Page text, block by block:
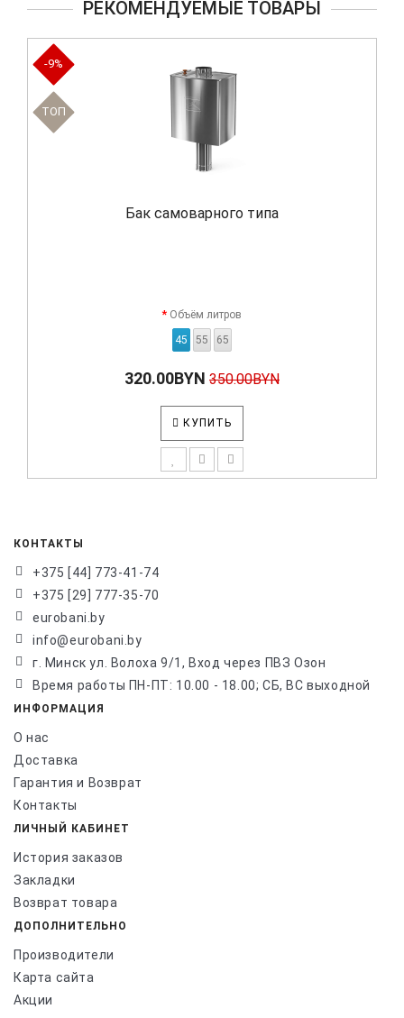
РЕКОМЕНДУЕМЫЕ ТОВАРЫ
-9%
TOП
Бак самоварного типа
Объём литров
45
55 65
320.00BYN 350.00BYN
КУПИТЬ
КОНТАКТЫ
+375 [44] 773-41-74
+375 [29] 777-35-70
eurobani.by
info@eurobani.by
г. Минск ул. Волоха 9/1, Вход через ПВЗ Озон
Время работы ПН-ПТ: 10.00 - 18.00; СБ, ВС выходной
ИНФОРМАЦИЯ
О нас
Доставка
Гарантия и Возврат
Контакты
ЛИЧНЫЙ КАБИНЕТ
История заказов
Закладки
Возврат товара
ДОПОЛНИТЕЛЬНО
Производители
Карта сайта
Акции